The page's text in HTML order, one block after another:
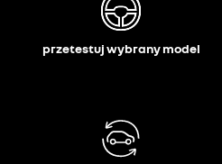
przetestuj wybrany model